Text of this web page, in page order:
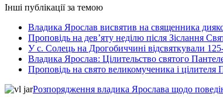
Інші публікації за темою
Владика Ярослав висвятив на священника
Проповідь на дев’яту неділю після Зіслання
У с. Солець на Дрогобиччині відсвяткували
Владика Ярослав: Цілительство святого
Проповідь на свято великомученика і цілителя
Розпорядження владика Ярослава щодо